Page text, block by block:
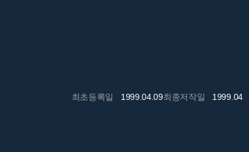
최초등록일 1999.04.09최종저작일 1999.04